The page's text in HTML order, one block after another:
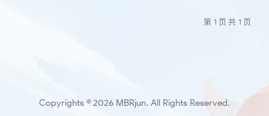
第 1 页 共 1 页
Copyrights © 2026 MBRjun. All Rights Reserved.